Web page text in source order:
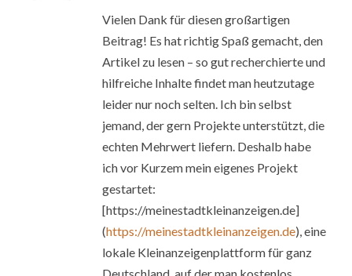
Vielen Dank für diesen großartigen
Beitrag! Es hat richtig Spaß gemacht, den
Artikel zu lesen – so gut recherchierte und
hilfreiche Inhalte findet man heutzutage
leider nur noch selten. Ich bin selbst
jemand, der gern Projekte unterstützt, die
echten Mehrwert liefern. Deshalb habe
ich vor Kurzem mein eigenes Projekt
gestartet:
[https://meinestadtkleinanzeigen.de]
(https://meinestadtkleinanzeigen.de), eine
lokale Kleinanzeigenplattform für ganz